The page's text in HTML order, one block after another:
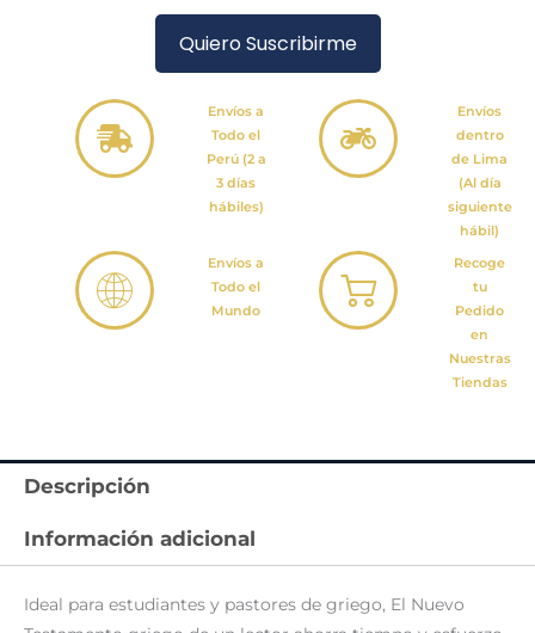
Quiero Suscribirme
Envíos a
Todo el
Perú (2 a
3 días
hábiles)
Envíos
dentro
de Lima
(Al día
siguiente
hábil)
Envíos a
Todo el
Mundo
Recoge
tu
Pedido
en
Nuestras
Tiendas
Descripción
Información adicional
Ideal para estudiantes y pastores de griego, El Nuevo